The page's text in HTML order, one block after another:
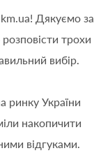
Дякуємо за
розповісти трохи
вибір.
ринку України
накопичити
відгуками.